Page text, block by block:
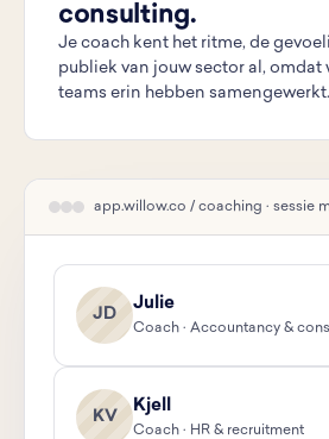
consulting.
Je coach kent het ritme, de
publiek van jouw sector al, omdat
teams erin hebben samengewerkt.
app.willow.co / coaching · sessie
JD
Julie
Coach · Accountancy &
KV
Kjell
Coach · HR & recruitment